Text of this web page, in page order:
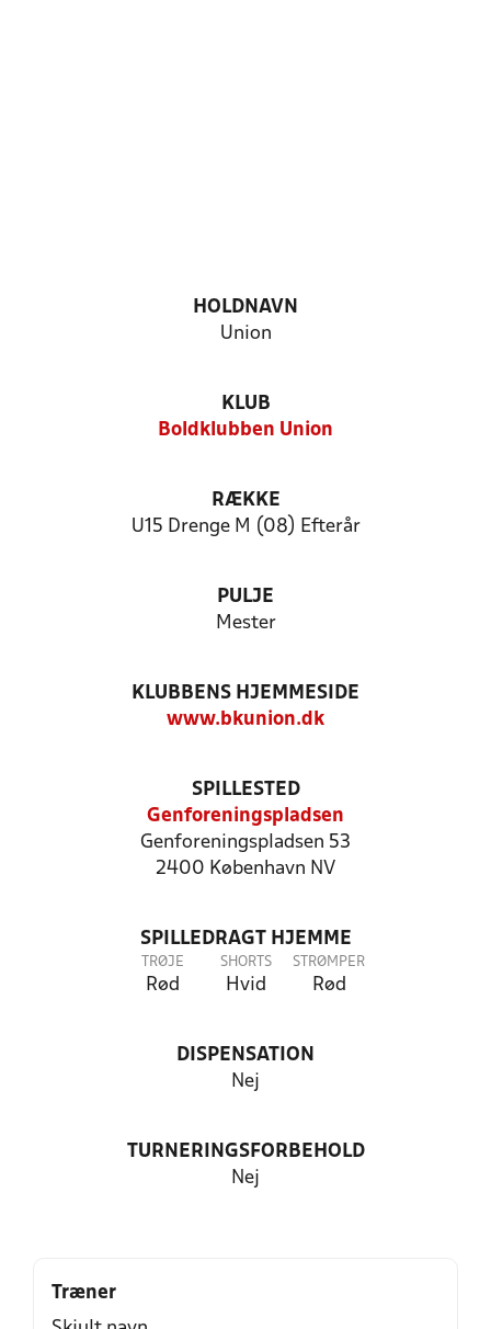
HOLDNAVN
Union
KLUB
Boldklubben Union
RÆKKE
U15 Drenge M (08) Efterår
PULJE
Mester
KLUBBENS HJEMMESIDE
www.bkunion.dk
SPILLESTED
Genforeningspladsen
Genforeningspladsen 53
2400 København NV
SPILLEDRAGT HJEMME
TRØJE
Rød
SHORTS
Hvid
STRØMPER
Rød
DISPENSATION
Nej
TURNERINGSFORBEHOLD
Nej
Træner